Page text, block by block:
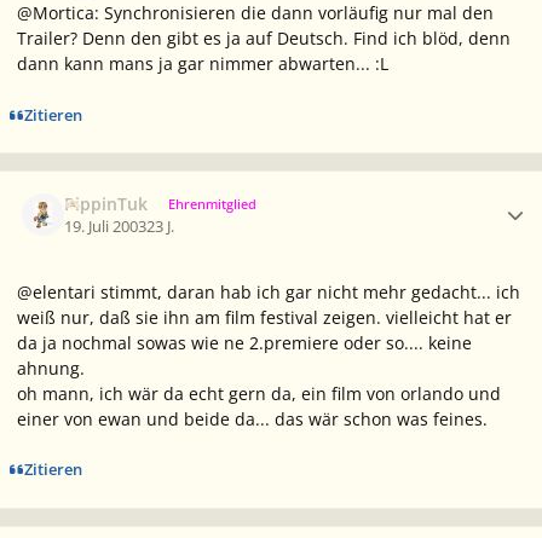
@Mortica: Synchronisieren die dann vorläufig nur mal den
Trailer? Denn den gibt es ja auf Deutsch. Find ich blöd, denn
dann kann mans ja gar nimmer abwarten... :L
Zitieren
PippinTuk Ehrenmitglied
19. Juli 200323 J.
@elentari stimmt, daran hab ich gar nicht mehr gedacht... ich
weiß nur, daß sie ihn am film festival zeigen. vielleicht hat er
da ja nochmal sowas wie ne 2.premiere oder so.... keine
ahnung.
oh mann, ich wär da echt gern da, ein film von orlando und
einer von ewan und beide da... das wär schon was feines.
Zitieren